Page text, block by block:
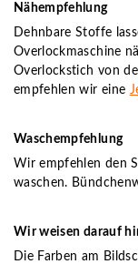
Nähempfehlung
Dehnbare Stoffe
Overlockmaschine
Overlockstich von
empfehlen wir eine
Waschempfehlung
Wir empfehlen den
waschen.
Wir weisen darauf
Die Farben am